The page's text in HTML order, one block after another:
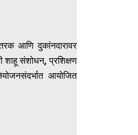
आणि दुकांनदारावर
शाहू संशोधन, प्रशिक्षण
आयोजित